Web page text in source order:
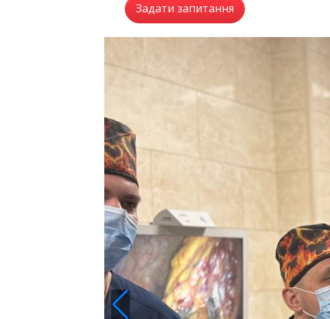
Задати запитання